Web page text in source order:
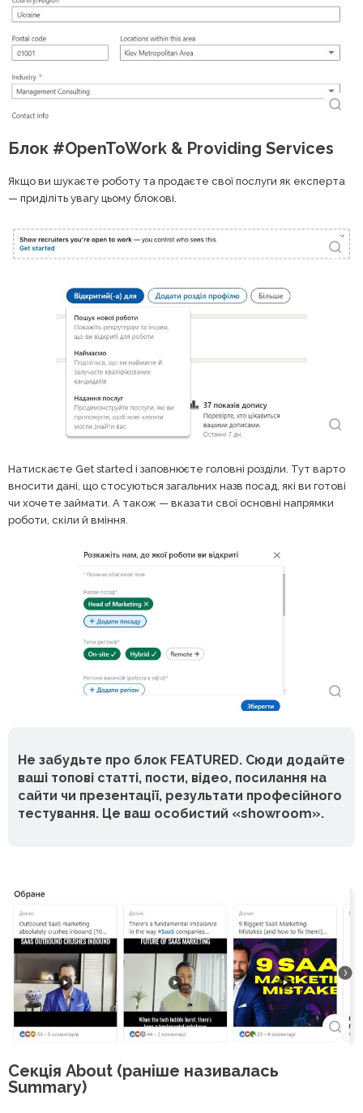
Блок #OpenToWork & Providing Services
Якщо ви шукаєте роботу та продаєте свої послуги як експерта
— приділіть увагу цьому блокові.
Натискаєте Get started і заповнюєте головні розділи. Тут варто
вносити дані, що стосуються загальних назв посад, які ви готові
чи хочете займати. А також — вказати свої основні напрямки
роботи, скіли й вміння.
Не забудьте про блок FEATURED. Сюди додайте
ваші топові статті, пости, відео, посилання на
сайти чи презентації, результати професійного
тестування. Це ваш особистий «showroom».
Секція About (раніше називалась
Summary)